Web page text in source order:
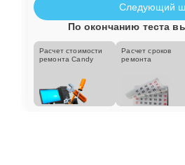
Следующий
По окончанию теста
Расчет стоимости
ремонта Candy
Расчет сроков
ремонта